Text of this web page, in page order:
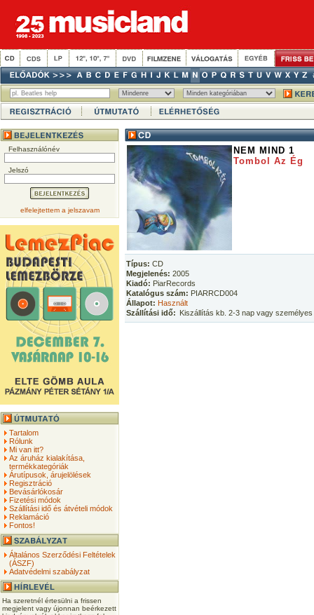
Felhasználónév
Jelszó
elfelejtettem a jelszavam
Tartalom
Rólunk
Mi van itt?
Az áruház kialakítása,
termékkategóriák
Árutípusok, árujelölések
Regisztráció
Bevásárlókosár
Fizetési módok
Szállítási idő és átvételi módok
Reklamáció
Fontos!
Általános Szerződési Feltételek
(ÁSZF)
Adatvédelmi szabályzat
Ha szeretnél értesülni a frissen
megjelent vagy újonnan beérkezett
NEM MIND 1
Tombol Az Ég
Típus: CD
Megjelenés: 2005
Kiadó: PiarRecords
Katalógus szám: PIARRCD004
Állapot: Használt
Szállítási idő: Kiszállítás kb. 2-3 nap vagy